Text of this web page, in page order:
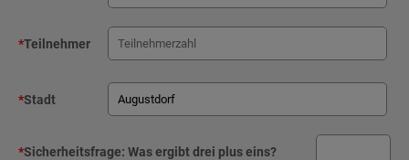
*Teilnehmer
*Stadt
*Sicherheitsfrage: Was ergibt drei plus eins?